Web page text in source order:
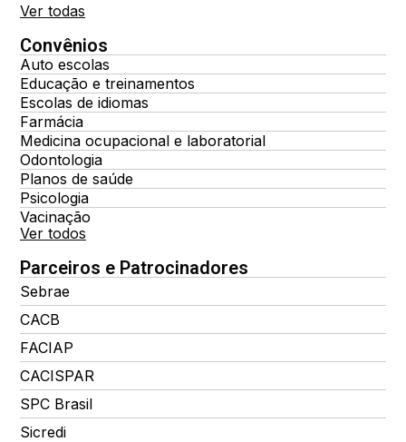
Ver todas
Convênios
Auto escolas
Educação e treinamentos
Escolas de idiomas
Farmácia
Medicina ocupacional e laboratorial
Odontologia
Planos de saúde
Psicologia
Vacinação
Ver todos
Parceiros e Patrocinadores
Sebrae
CACB
FACIAP
CACISPAR
SPC Brasil
Sicredi